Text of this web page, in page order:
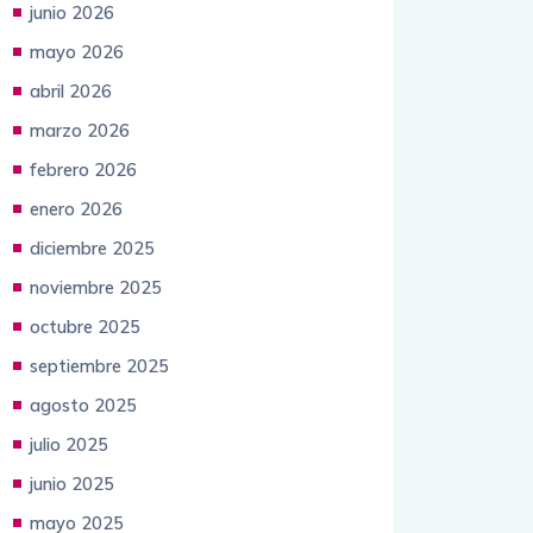
julio 2026
junio 2026
mayo 2026
abril 2026
marzo 2026
febrero 2026
enero 2026
diciembre 2025
noviembre 2025
octubre 2025
septiembre 2025
agosto 2025
julio 2025
junio 2025